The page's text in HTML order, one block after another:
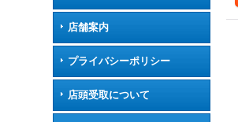
店舗案内
プライバシーポリシー
店頭受取について